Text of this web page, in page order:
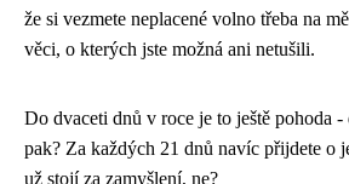
že si vezmete neplacené volno třeba na
věci, o kterých jste možná ani netušili.
Do dvaceti dnů v roce je to ještě pohoda
pak? Za každých 21 dnů navíc přijdete o
už stojí za zamyšlení, ne?